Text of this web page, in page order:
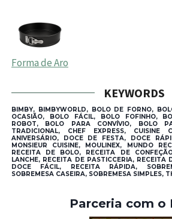
Forma de Aro
KEYWORDS
BIMBY, BIMBYWORLD, BOLO DE FORNO,
OCASIÃO, BOLO FÁCIL, BOLO FOFINHO,
ROBOT, BOLO PARA CONVÍVIO, BOLO
TRADICIONAL, CHEF EXPRESS, CUISINE
ANIVERSÁRIO, DOCE DE FESTA, DOCE
MONSIEUR CUISINE, MOULINEX, MUNDO
RECEITA DE BOLO, RECEITA DE
LANCHE, RECEITA DE PASTICCERIA, RECEITA
DOCE FÁCIL, RECEITA RÁPIDA,
SOBREMESA CASEIRA, SOBREMESA SIMPLES,
Parceria com o